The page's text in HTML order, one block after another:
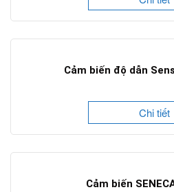
Cảm biến độ dẫn
Chi tiết
Cảm biến